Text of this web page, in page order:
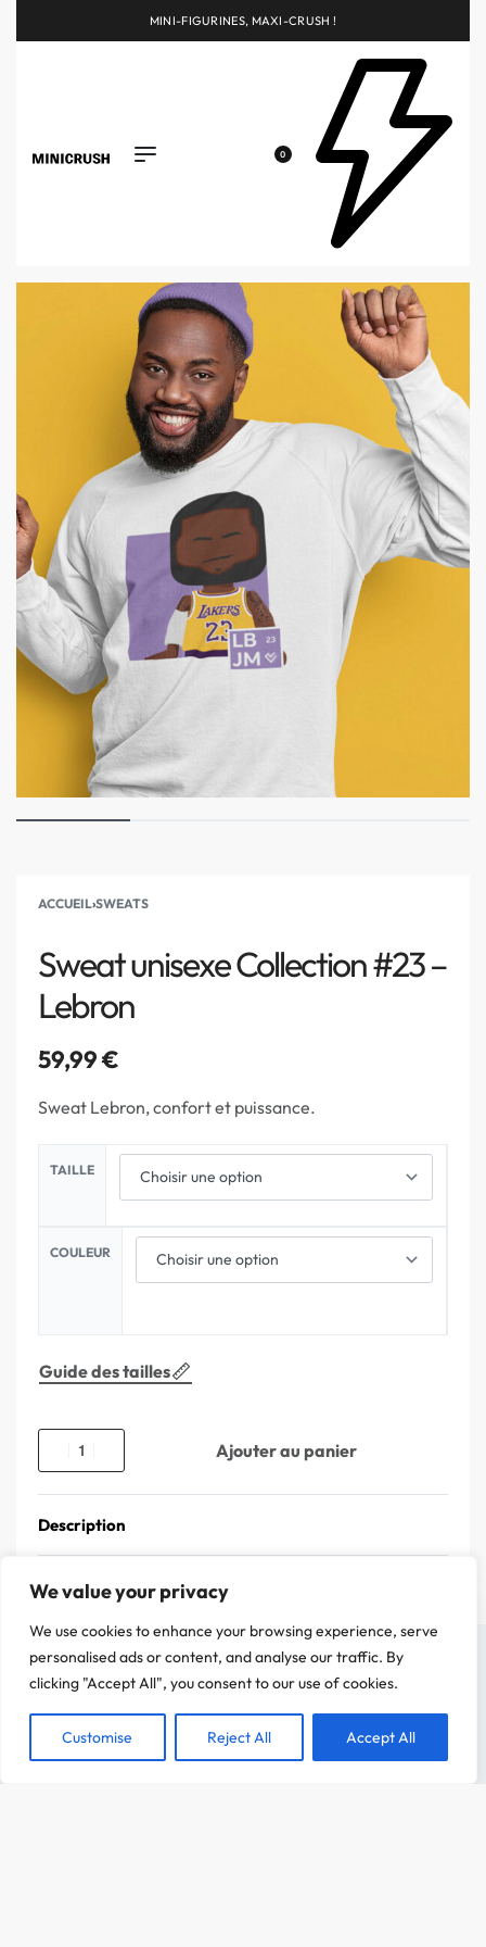
We value your privacy
We use cookies to enhance your browsing experience, serve
personalised ads or content, and analyse our traffic. By
clicking "Accept All", you consent to our use of cookies.
Customise Reject All Accept All
MINI-FIGURINES, MAXI-CRUSH !
0
ACCUEIL›SWEATS
Sweat unisexe Collection #23 –
Lebron
59,99€
Sweat Lebron, confort et puissance.
TAILLE
COULEUR
Guide des tailles
Ajouter au panier
Description
On a attendu d'être sûr que le contenu de notre site vous intéresse avant de
C'est OK pour vous ?
ACCEPTER